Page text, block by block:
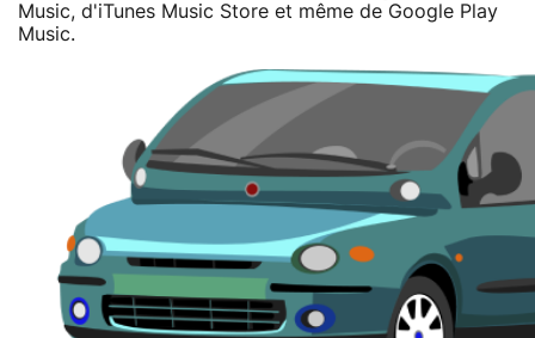
Music, d'iTunes Music Store et même de Google Play
Music.